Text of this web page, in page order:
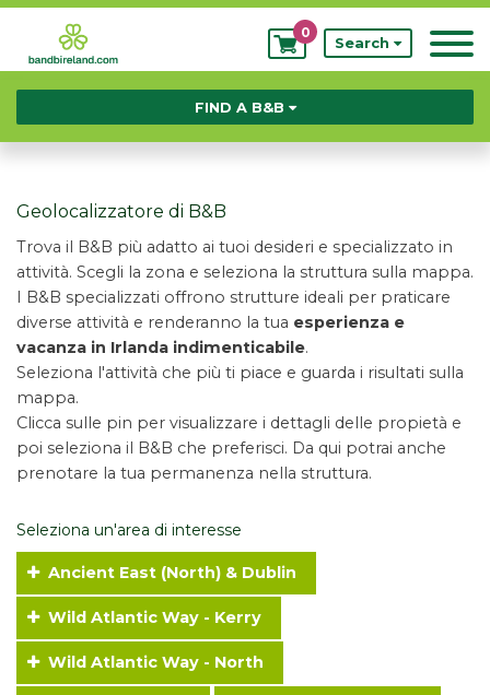
My
Bookings
0
Search
FIND A B&B
Geolocalizzatore di B&B
Trova il B&B più adatto ai tuoi desideri e specializzato in
attività. Scegli la zona e seleziona la struttura sulla mappa.
I B&B specializzati offrono strutture ideali per praticare
diverse attività e renderanno la tua esperienza e
vacanza in Irlanda indimenticabile.
Seleziona l'attività che più ti piace e guarda i risultati sulla
mappa.
Clicca sulle pin per visualizzare i dettagli delle propietà e
poi seleziona il B&B che preferisci. Da qui potrai anche
prenotare la tua permanenza nella struttura.
Seleziona un'area di interesse
Ancient East (North) & Dublin
Wild Atlantic Way - Kerry
Wild Atlantic Way - North